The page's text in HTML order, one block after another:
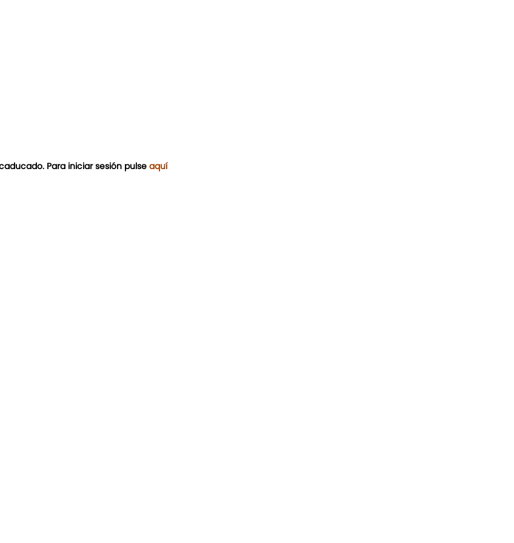
Para iniciar sesión pulse aquí